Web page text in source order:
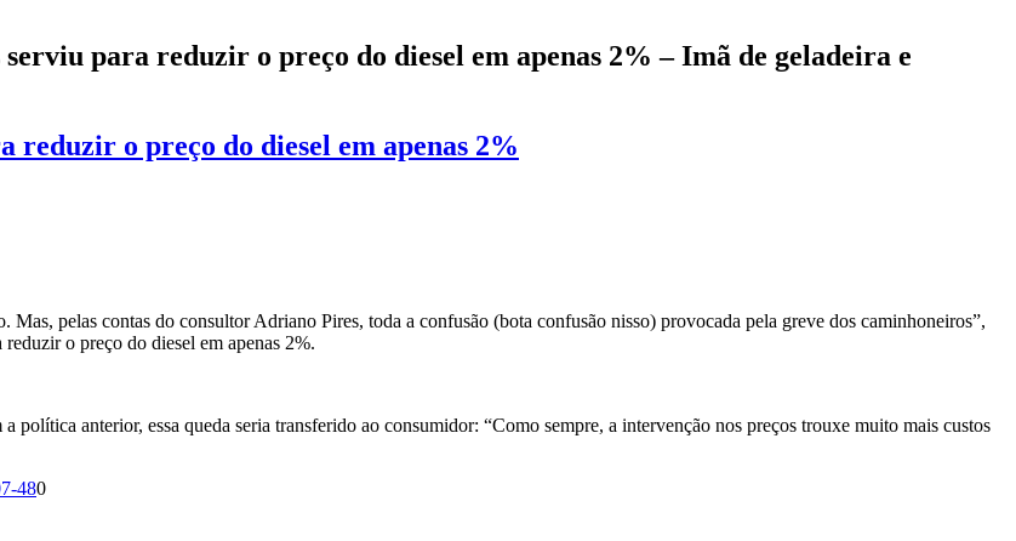
para reduzir o preço do diesel em apenas 2% – Imã de geladeira e
reduzir o preço do diesel em apenas 2%
Mas, pelas contas do consultor Adriano Pires, toda a confusão (bota confusão nisso) provocada pela greve dos caminhoneiros”,
o preço do diesel em apenas 2%.
anterior, essa queda seria transferido ao consumidor: “Como sempre, a intervenção nos preços trouxe muito mais custos
480